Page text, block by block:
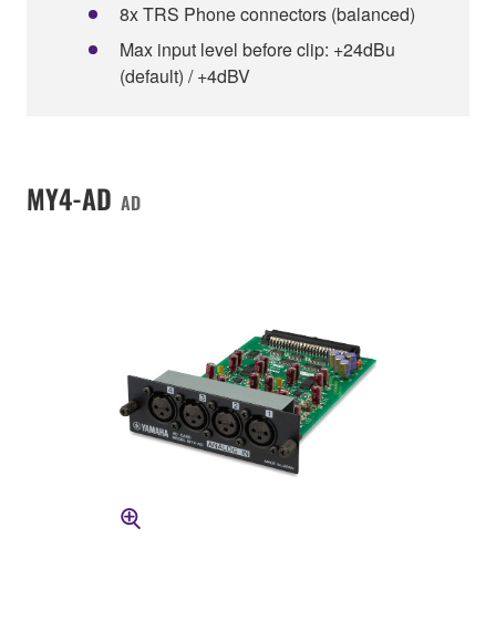
8x TRS Phone connectors (balanced)
Max input level before clip: +24dBu
(default) / +4dBV
MY4-AD AD